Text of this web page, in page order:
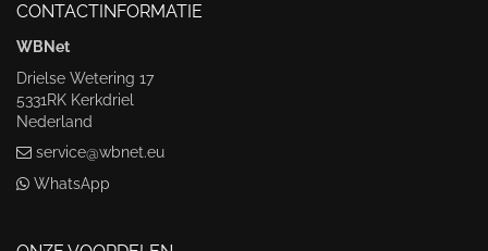
CONTACTINFORMATIE
WBNet
Drielse Wetering 17
5331RK Kerkdriel
Nederland
service@wbnet.eu
WhatsApp